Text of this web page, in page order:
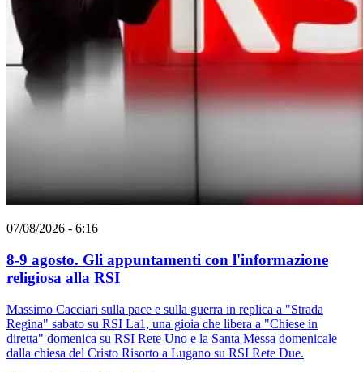
07/08/2026 - 6:16
8-9 agosto. Gli appuntamenti con l'informazione
religiosa alla RSI
Massimo Cacciari sulla pace e sulla guerra in replica a "Strada
Regina" sabato su RSI La1, una gioia che libera a "Chiese in
diretta" domenica su RSI Rete Uno e la Santa Messa domenicale
dalla chiesa del Cristo Risorto a Lugano su RSI Rete Due.